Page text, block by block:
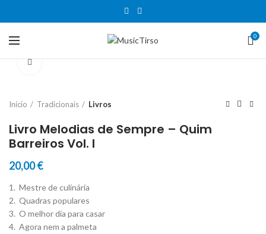
0
Início Tradicionais Livros
Livro Melodias de Sempre – Quim
Barreiros Vol. I
20,00€
1. Mestre de culinária
2. Quadras populares
3. O melhor dia para casar
4. Agora nem a palmeta